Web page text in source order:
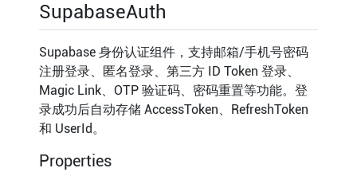
SupabaseAuth
Supabase 身份认证组件，支持邮箱/手机号密码
注册登录、匿名登录、第三方 ID Token 登录、
Magic Link、OTP 验证码、密码重置等功能。登
录成功后自动存储 AccessToken、RefreshToken
和 UserId。
Properties